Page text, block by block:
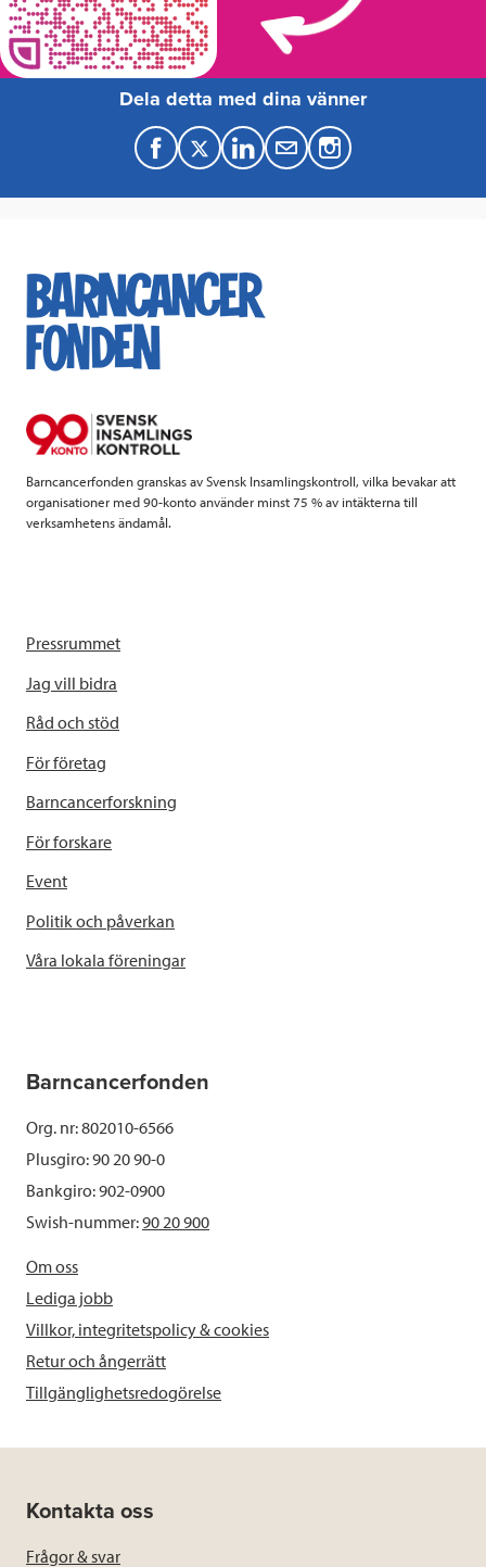
Dela detta med dina vänner
F
a
e
b
k
T
w
t
t
L
i
k
e
M
a
Barncancerfonden granskas av Svensk Insamlingskontroll, vilka bevakar att
organisationer med 90-konto använder minst 75 % av intäkterna till
verksamhetens ändamål.
Pressrummet
Jag vill bidra
Råd och stöd
För företag
Barncancerforskning
För forskare
Event
Politik och påverkan
Våra lokala föreningar
Barncancerfonden
Org. nr: 802010-6566
Plusgiro: 90 20 90-0
Bankgiro: 902-0900
Swish-nummer:90 20 900
Om oss
Lediga jobb
Villkor, integritetspolicy & cookies
Retur och ångerrätt
Tillgänglighetsredogörelse
Kontakta oss
Frågor & svar